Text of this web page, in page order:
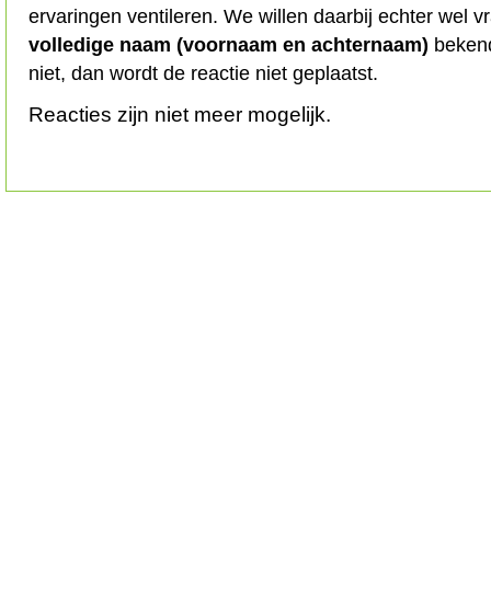
ervaringen ventileren. We willen daarbij echter wel
volledige naam (voornaam en achternaam)
niet, dan wordt de reactie niet geplaatst.
Reacties zijn niet meer mogelijk.